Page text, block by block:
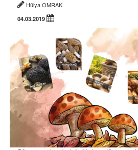
Hülya OMRAK
04.03.2019